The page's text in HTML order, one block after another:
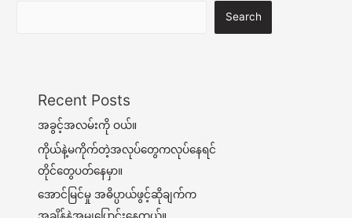
Search
Recent Posts
အခွင့်အလမ်းကို ဝယ်။
ကိုယ်နဲ့မကိုက်တဲ့အလုပ်တွေကလုပ်နေရင်
တိုင်တွေပတ်နေမှာ။
အောင်မြင်မှု အဓိပ္ပာယ်ဖွင့်ဆိုချက်က